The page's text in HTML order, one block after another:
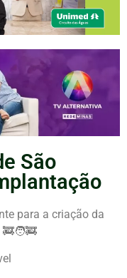
São
para a criação da
🚒🧑‍🚒